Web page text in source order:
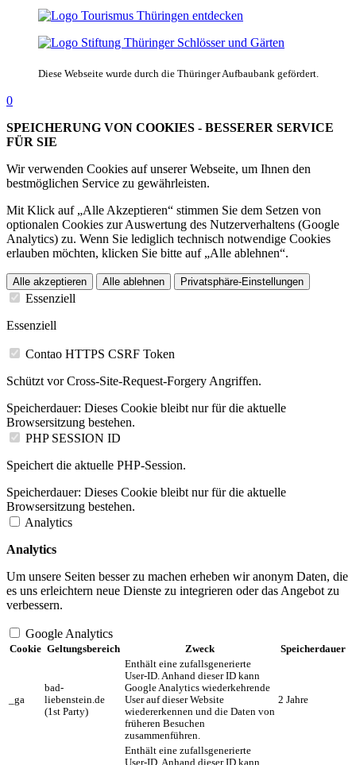
Diese Webseite wurde durch die Thüringer Aufbaubank gefördert.
0
SPEICHERUNG VON COOKIES - BESSERER SERVICE
FÜR SIE
Wir verwenden Cookies auf unserer Webseite, um Ihnen den
bestmöglichen Service zu gewährleisten.
Mit Klick auf „Alle Akzeptieren“ stimmen Sie dem Setzen von
optionalen Cookies zur Auswertung des Nutzerverhaltens (Google
Analytics) zu. Wenn Sie lediglich technisch notwendige Cookies
erlauben möchten, klicken Sie bitte auf „Alle ablehnen“.
Alle akzeptieren Alle ablehnen Privatsphäre-Einstellungen
Essenziell
Essenziell
Contao HTTPS CSRF Token
Schützt vor Cross-Site-Request-Forgery Angriffen.
Speicherdauer: Dieses Cookie bleibt nur für die aktuelle
Browsersitzung bestehen.
PHP SESSION ID
Speichert die aktuelle PHP-Session.
Speicherdauer: Dieses Cookie bleibt nur für die aktuelle
Browsersitzung bestehen.
Analytics
Analytics
Um unsere Seiten besser zu machen erheben wir anonym Daten, die
es uns erleichtern neue Dienste zu integrieren oder das Angebot zu
verbessern.
Google Analytics
Cookie Geltungsbereich Zweck Speicherdauer
_ga
bad-
liebenstein.de
(1st Party)
Enthält eine zufallsgenerierte
User-ID. Anhand dieser ID kann
Google Analytics wiederkehrende
User auf dieser Website
wiedererkennen und die Daten von
früheren Besuchen
zusammenführen.
2 Jahre
Enthält eine zufallsgenerierte
User-ID. Anhand dieser ID kann